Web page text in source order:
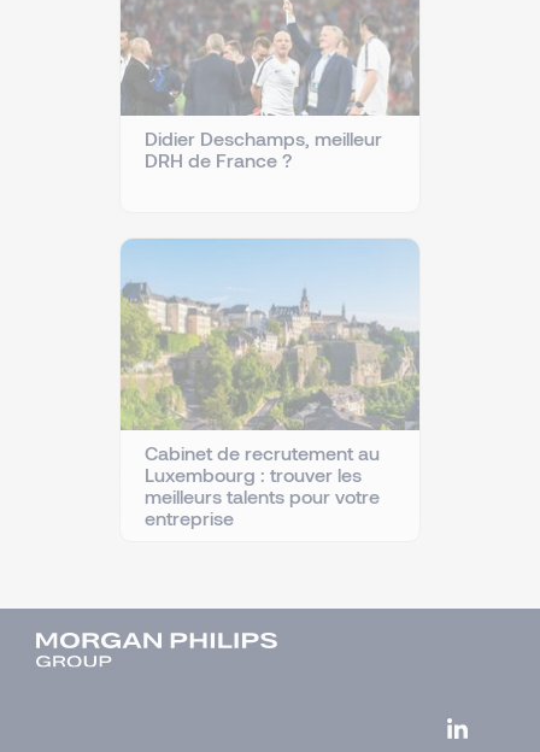
Didier Deschamps, meilleur
DRH de France ?
Cabinet de recrutement au
Luxembourg : trouver les
meilleurs talents pour votre
entreprise